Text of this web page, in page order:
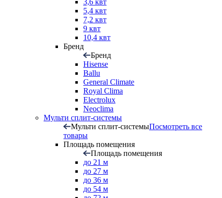
3,6 квт
5,4 квт
7,2 квт
9 квт
10,4 квт
Бренд
Бренд
Hisense
Ballu
General Climate
Royal Clima
Electrolux
Neoclima
Мульти сплит-системы
Мульти сплит-системыПосмотреть все
товары
Площадь помещения
Площадь помещения
до 21 м
до 27 м
до 36 м
до 54 м